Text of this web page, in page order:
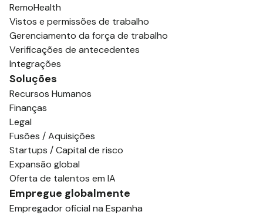
RemoHealth
Vistos e permissões de trabalho
Gerenciamento da força de trabalho
Verificações de antecedentes
Integrações
Soluções
Recursos Humanos
Finanças
Legal
Fusões / Aquisições
Startups / Capital de risco
Expansão global
Oferta de talentos em IA
Empregue globalmente
Empregador oficial na Espanha